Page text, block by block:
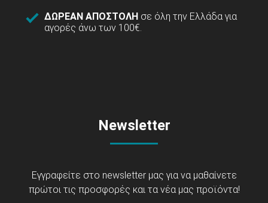
ΔΩΡΕΑΝ ΑΠΟΣΤΟΛΗ σε όλη την Ελλάδα για
αγορές άνω των 100€.
Newsletter
Εγγραφείτε στο newsletter μας για να μαθαίνετε
πρώτοι τις προσφορές και τα νέα μας προϊόντα!